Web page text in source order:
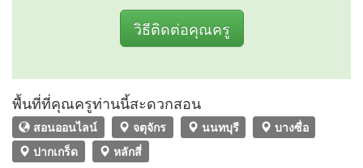
วิธีติดต่อคุณครู
พื้นที่ที่คุณครูท่านนี้สะดวกสอน
สอนออนไลน์ จตุจักร นนทบุรี
บางซื่อ
ปากเกร็ด
หลักสี่